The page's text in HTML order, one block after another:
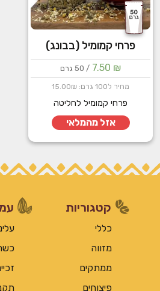
פרחי קמומיל (בבונג)
7.50 ₪ / 50 גרם
מחיר ל100 גרם: 15.00₪
פרחי קמומיל לחליטה
אזל מהמלאי
קטגוריות
כללי
מזווה
ממתקים
פיצוחים